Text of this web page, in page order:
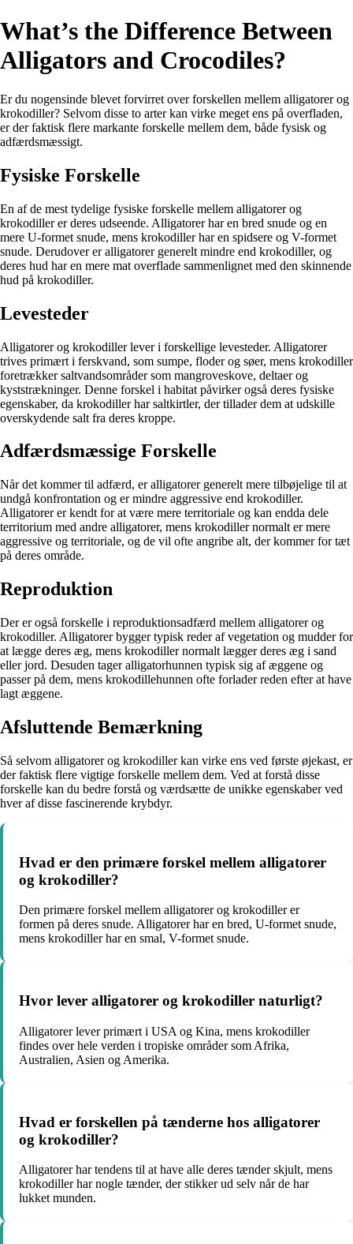
What’s the Difference Between
Alligators and Crocodiles?
Er du nogensinde blevet forvirret over forskellen mellem alligatorer og
krokodiller? Selvom disse to arter kan virke meget ens på overfladen,
er der faktisk flere markante forskelle mellem dem, både fysisk og
adfærdsmæssigt.
Fysiske Forskelle
En af de mest tydelige fysiske forskelle mellem alligatorer og
krokodiller er deres udseende. Alligatorer har en bred snude og en
mere U-formet snude, mens krokodiller har en spidsere og V-formet
snude. Derudover er alligatorer generelt mindre end krokodiller, og
deres hud har en mere mat overflade sammenlignet med den skinnende
hud på krokodiller.
Levesteder
Alligatorer og krokodiller lever i forskellige levesteder. Alligatorer
trives primært i ferskvand, som sumpe, floder og søer, mens krokodiller
foretrækker saltvandsområder som mangroveskove, deltaer og
kyststrækninger. Denne forskel i habitat påvirker også deres fysiske
egenskaber, da krokodiller har saltkirtler, der tillader dem at udskille
overskydende salt fra deres kroppe.
Adfærdsmæssige Forskelle
Når det kommer til adfærd, er alligatorer generelt mere tilbøjelige til at
undgå konfrontation og er mindre aggressive end krokodiller.
Alligatorer er kendt for at være mere territoriale og kan endda dele
territorium med andre alligatorer, mens krokodiller normalt er mere
aggressive og territoriale, og de vil ofte angribe alt, der kommer for tæt
på deres område.
Reproduktion
Der er også forskelle i reproduktionsadfærd mellem alligatorer og
krokodiller. Alligatorer bygger typisk reder af vegetation og mudder for
at lægge deres æg, mens krokodiller normalt lægger deres æg i sand
eller jord. Desuden tager alligatorhunnen typisk sig af æggene og
passer på dem, mens krokodillehunnen ofte forlader reden efter at have
lagt æggene.
Afsluttende Bemærkning
Så selvom alligatorer og krokodiller kan virke ens ved første øjekast, er
der faktisk flere vigtige forskelle mellem dem. Ved at forstå disse
forskelle kan du bedre forstå og værdsætte de unikke egenskaber ved
hver af disse fascinerende krybdyr.
Hvad er den primære forskel mellem alligatorer
og krokodiller?
Den primære forskel mellem alligatorer og krokodiller er
formen på deres snude. Alligatorer har en bred, U-formet snude,
mens krokodiller har en smal, V-formet snude.
Hvor lever alligatorer og krokodiller naturligt?
Alligatorer lever primært i USA og Kina, mens krokodiller
findes over hele verden i tropiske områder som Afrika,
Australien, Asien og Amerika.
Hvad er forskellen på tænderne hos alligatorer
og krokodiller?
Alligatorer har tendens til at have alle deres tænder skjult, mens
krokodiller har nogle tænder, der stikker ud selv når de har
lukket munden.